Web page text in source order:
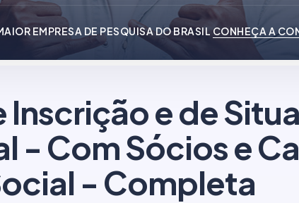
EMPRESA DE PESQUISA DO BRASIL CONHEÇA A
Inscrição e de
- Com Sócios e
- Completa